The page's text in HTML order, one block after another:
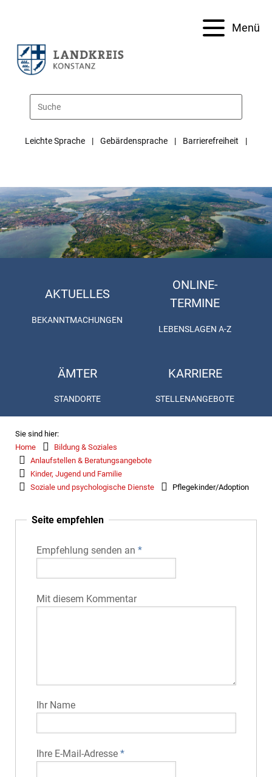
Menü
Leichte Sprache Gebärdensprache Barrierefreiheit
AKTUELLES
BEKANNTMACHUNGEN
ONLINE-
TERMINE
LEBENSLAGEN A-Z
ÄMTER
STANDORTE
KARRIERE
STELLENANGEBOTE
Sie sind hier:
Home
Bildung & Soziales
Anlaufstellen & Beratungsangebote
Kinder, Jugend und Familie
Soziale und psychologische Dienste
Pflegekinder/Adoption
Seite empfehlen
Empfehlung senden an *
Mit diesem Kommentar
Ihr Name
Ihre E-Mail-Adresse*